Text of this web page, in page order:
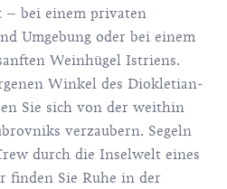
– bei einem privaten
Umgebung oder bei einem
Weinhügel Istriens.
Winkel des Diokletian-
Sie sich von der weithin
verzaubern. Segeln
durch die Inselwelt eines
finden Sie Ruhe in der